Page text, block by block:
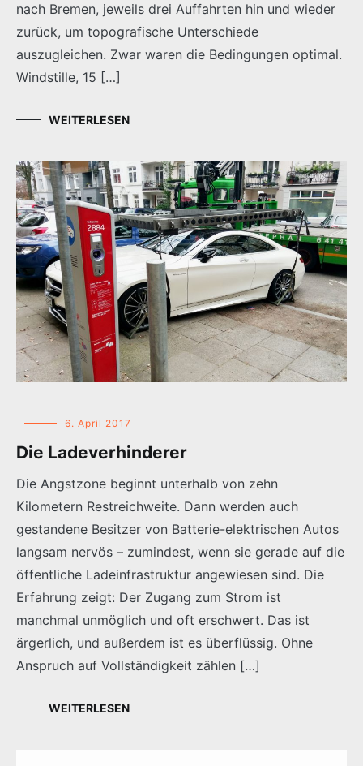
nach Bremen, jeweils drei Auffahrten hin und wieder
zurück, um topografische Unterschiede
auszugleichen. Zwar waren die Bedingungen optimal.
Windstille, 15 […]
WEITERLESEN
6. April 2017
Die Ladeverhinderer
Die Angstzone beginnt unterhalb von zehn
Kilometern Restreichweite. Dann werden auch
gestandene Besitzer von Batterie-elektrischen Autos
langsam nervös – zumindest, wenn sie gerade auf die
öffentliche Ladeinfrastruktur angewiesen sind. Die
Erfahrung zeigt: Der Zugang zum Strom ist
manchmal unmöglich und oft erschwert. Das ist
ärgerlich, und außerdem ist es überflüssig. Ohne
Anspruch auf Vollständigkeit zählen […]
WEITERLESEN